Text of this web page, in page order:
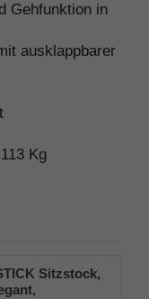
Gehfunktion in
ausklappbarer
Kg
Sitzstock,